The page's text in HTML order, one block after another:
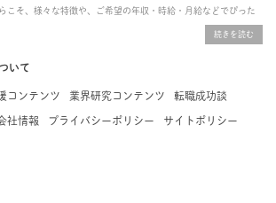
こそ、様々な特徴や、ご希望の年収・時給・月給などでぴった
契約法人様から寄せられた正規の求人情報です。応募いただい
届くためスムーズに転職・復職できます。
いて
コンテンツ 業界研究コンテンツ 転職成功談
社情報 プライバシーポリシー サイトポリシー